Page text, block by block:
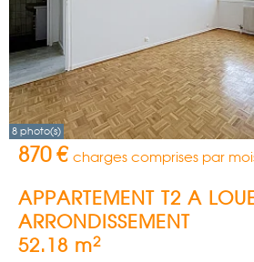
8 photo(s)
870 € charges comprises par
APPARTEMENT T2 A
ARRONDISSEMENT
52.18 m2